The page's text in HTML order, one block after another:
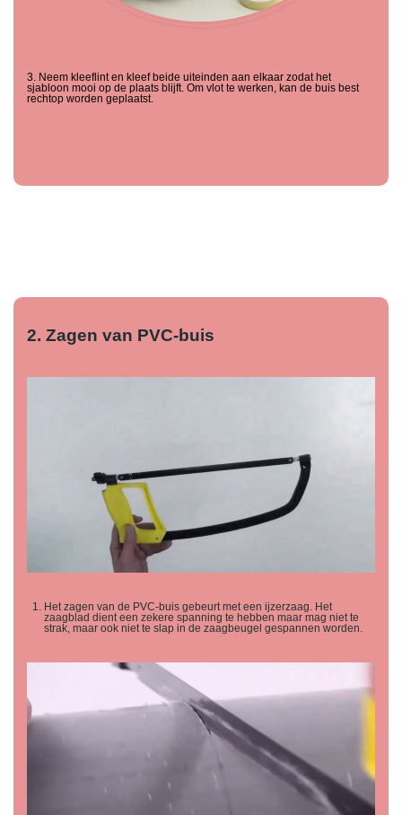
3. Neem kleeflint en kleef beide uiteinden aan elkaar zodat het
sjabloon mooi op de plaats blijft. Om vlot te werken, kan de buis best
rechtop worden geplaatst.
2. Zagen van PVC-buis
Het zagen van de PVC-buis gebeurt met een ijzerzaag. Het
zaagblad dient een zekere spanning te hebben maar mag niet te
strak, maar ook niet te slap in de zaagbeugel gespannen worden.